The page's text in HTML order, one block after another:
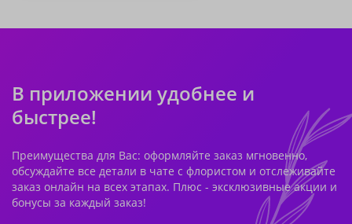
В приложении удобнее и
быстрее!
Преимущества для Вас: оформляйте заказ мгновенно,
обсуждайте все детали в чате с флористом и отслеживайте
заказ онлайн на всех этапах. Плюс - эксклюзивные акции и
бонусы за каждый заказ!